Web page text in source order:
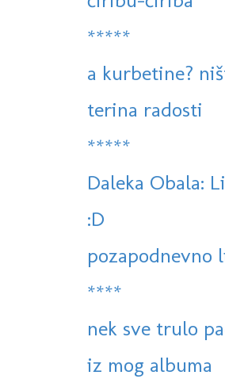
*****
a kurbetine?
terina radosti
*****
Daleka Obala:
:D
pozapodnevno
****
nek sve trulo
iz mog albuma